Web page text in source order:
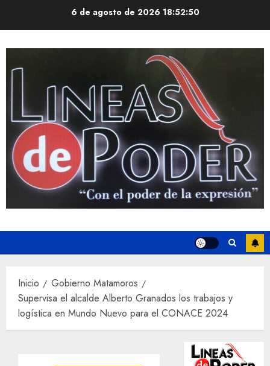
6 de agosto de 2026 18:52:50
Inicio
Gobierno Matamoros
Supervisa el alcalde Alberto Granados los trabajos y
logística en Mundo Nuevo para el CONACE 2024